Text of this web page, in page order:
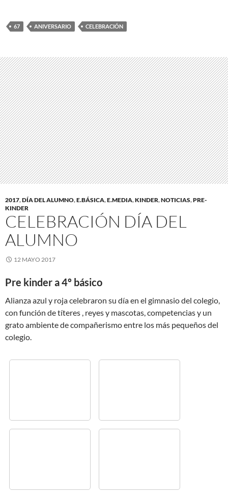
67 ANIVERSARIO CELEBRACIÓN
2017,DÍA DEL ALUMNO,E.BÁSICA,E.MEDIA,KINDER,NOTICIAS,PRE-
KINDER
CELEBRACIÓN DÍA DEL
ALUMNO
12 MAYO 2017
Pre kinder a 4º básico
Alianza azul y roja celebraron su día en el gimnasio del colegio,
con función de títeres , reyes y mascotas, competencias y un
grato ambiente de compañerismo entre los más pequeños del
colegio.